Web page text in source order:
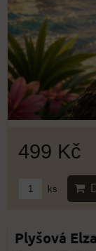
499 Kč
ks
Plyšová